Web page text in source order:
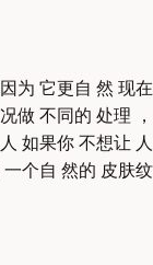
为 它更自 然 现
做 不同的 处理
如果你 不想让
个自 然的 皮肤